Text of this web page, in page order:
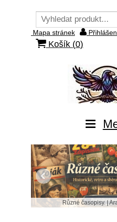
Mapa stránek
Košík (0)
Různé časopisy. |